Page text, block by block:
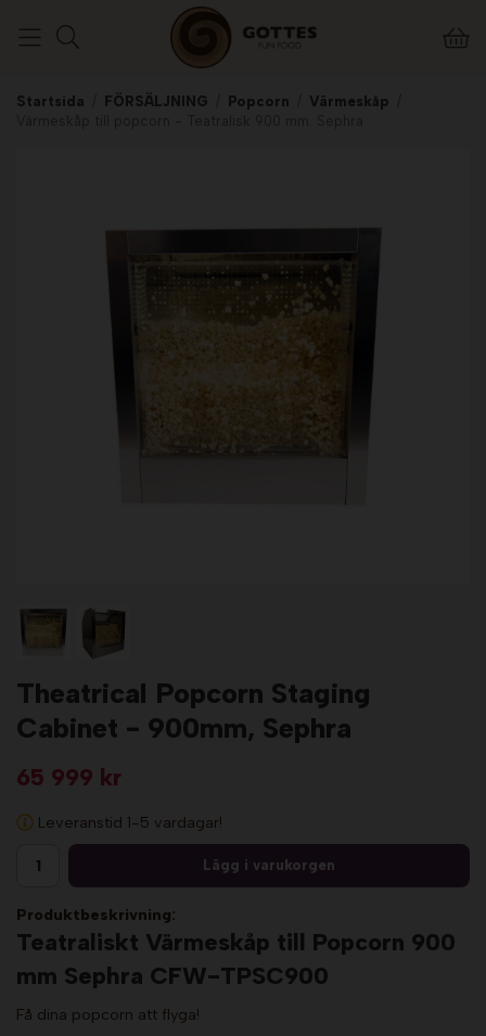
Startsida FÖRSÄLJNING Popcorn Värmeskåp
Theatrical Popcorn Staging
Cabinet - 900mm, Sephra
65 999 kr
Leveranstid 1-5 vardagar!
Lägg i varukorgen
Produktbeskrivning:
Teatraliskt Värmeskåp till Popcorn 900
mm Sephra CFW-TPSC900
Få dina popcorn att flyga!